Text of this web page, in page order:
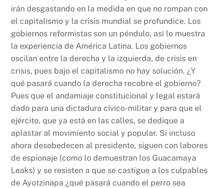
irán desgastando en la medida en que no rompan con
el capitalismo y la crisis mundial se profundice. Los
gobiernos reformistas son un péndulo, así lo muestra
la experiencia de América Latina. Los gobiernos
oscilan entre la derecha y la izquierda, de crisis en
crisis, pues bajo el capitalismo no hay solución. ¿Y
qué pasará cuando la derecha recobre el gobierno?
Pues que el andamiaje constitucional y legal estará
dado para una dictadura cívico-militar y para que el
ejército, que ya está en las calles, se dedique a
aplastar al movimiento social y popular. Si incluso
ahora desobedecen al presidente, siguen con labores
de espionaje (como lo demuestran los Guacamaya
Leaks) y se resisten a que se castigue a los culpables
de Ayotzinapa ¿qué pasará cuando el perro sea